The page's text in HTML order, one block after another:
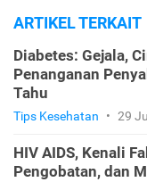
ARTIKEL TERKAIT
Diabetes: Gejala,
Penanganan
Tahu
Tips Kesehatan • 29
HIV AIDS, Kenali
Pengobatan, dan